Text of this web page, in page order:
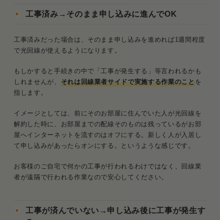
工事済み→そのまま申し込みに進んでOK
工事済みだった場合は、そのまま申し込みを進めれば1週間程度
で光回線が使えるようになります。
もしかすると手続きの中で「工事が発生する」等言われるかも
しれませんが、 それは回線業者サイドで実施する作業のことを
指します。
イメージとしては、前にそのお部屋に住んでいた人が光回線を
解約した時に、お部屋までの配線そのものは残っているがお部
屋へインターネットを流すのはオフにする。新しく人が入居し
て申し込みがあったらオンにする。というような感じです。
お客様のご自宅で何かの工事が行われるわけではなく、回線業
者が遠隔で行われる作業なので安心してください。
工事が済んでいない→申し込み後に工事が発生す